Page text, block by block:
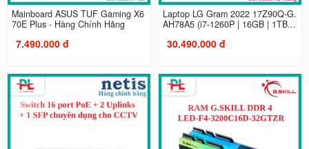
Mainboard ASUS TUF Gaming X6
70E Plus - Hàng Chính Hãng
7.490.000 đ
Laptop LG Gram 2022 17Z90Q-G.
AH78A5 (i7-1260P | 16GB | 1TB...
30.490.000 đ